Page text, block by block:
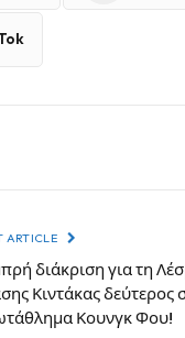
ARTICLE
διάκριση για τη
Κιντάκας δεύτερος
Κουνγκ Φου!